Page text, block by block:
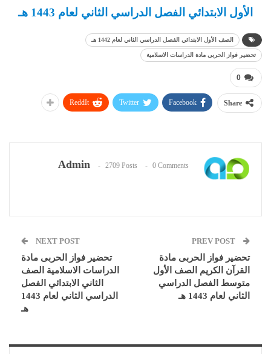
الأول الابتدائي الفصل الدراسي الثاني لعام 1443 هـ
الصف الأول الابتدائي الفصل الدراسي الثاني لعام 1442 هـ
تحضير فواز الحربى مادة الدراسات الاسلامية
0
Share
Facebook
Twitter
ReddIt
Admin 2709 Posts 0 Comments
تحضير فواز الحربى مادة
القرآن الكريم الصف الأول
متوسط الفصل الدراسي
الثاني لعام 1443 هـ
NEXT POST
تحضير فواز الحربى مادة
الدراسات الاسلامية الصف
الثاني الابتدائي الفصل
الدراسي الثاني لعام 1443
هـ